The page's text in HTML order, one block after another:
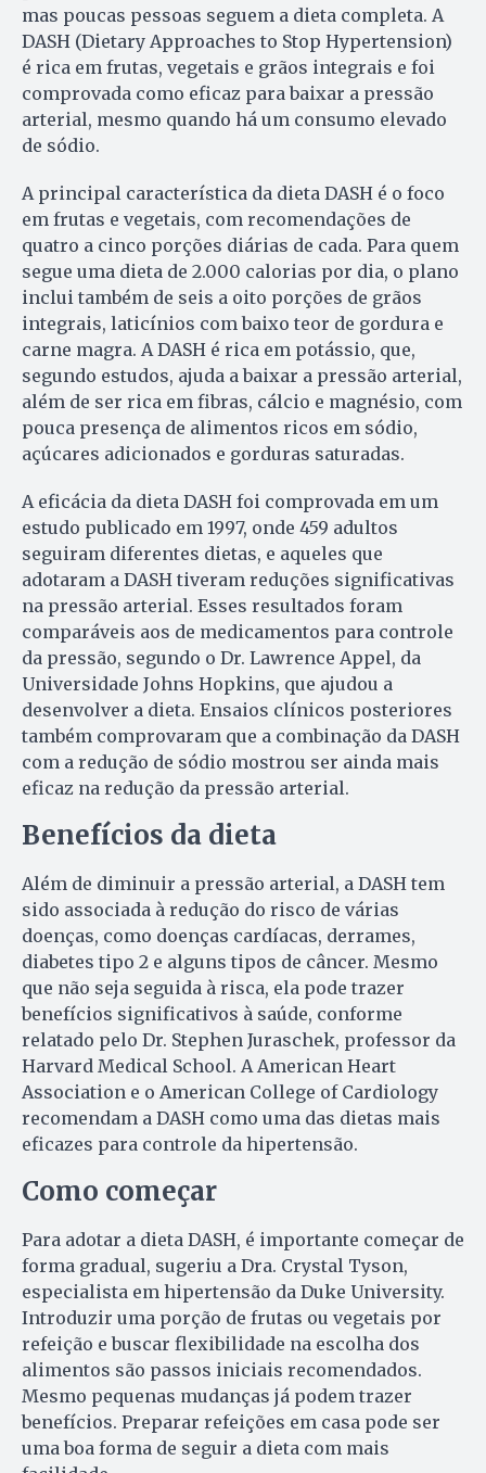
mas poucas pessoas seguem a dieta completa. A
DASH (Dietary Approaches to Stop Hypertension)
é rica em frutas, vegetais e grãos integrais e foi
comprovada como eficaz para baixar a pressão
arterial, mesmo quando há um consumo elevado
de sódio.
A principal característica da dieta DASH é o foco
em frutas e vegetais, com recomendações de
quatro a cinco porções diárias de cada. Para quem
segue uma dieta de 2.000 calorias por dia, o plano
inclui também de seis a oito porções de grãos
integrais, laticínios com baixo teor de gordura e
carne magra. A DASH é rica em potássio, que,
segundo estudos, ajuda a baixar a pressão arterial,
além de ser rica em fibras, cálcio e magnésio, com
pouca presença de alimentos ricos em sódio,
açúcares adicionados e gorduras saturadas.
A eficácia da dieta DASH foi comprovada em um
estudo publicado em 1997, onde 459 adultos
seguiram diferentes dietas, e aqueles que
adotaram a DASH tiveram reduções significativas
na pressão arterial. Esses resultados foram
comparáveis aos de medicamentos para controle
da pressão, segundo o Dr. Lawrence Appel, da
Universidade Johns Hopkins, que ajudou a
desenvolver a dieta. Ensaios clínicos posteriores
também comprovaram que a combinação da DASH
com a redução de sódio mostrou ser ainda mais
eficaz na redução da pressão arterial.
Benefícios da dieta
Além de diminuir a pressão arterial, a DASH tem
sido associada à redução do risco de várias
doenças, como doenças cardíacas, derrames,
diabetes tipo 2 e alguns tipos de câncer. Mesmo
que não seja seguida à risca, ela pode trazer
benefícios significativos à saúde, conforme
relatado pelo Dr. Stephen Juraschek, professor da
Harvard Medical School. A American Heart
Association e o American College of Cardiology
recomendam a DASH como uma das dietas mais
eficazes para controle da hipertensão.
Como começar
Para adotar a dieta DASH, é importante começar de
forma gradual, sugeriu a Dra. Crystal Tyson,
especialista em hipertensão da Duke University.
Introduzir uma porção de frutas ou vegetais por
refeição e buscar flexibilidade na escolha dos
alimentos são passos iniciais recomendados.
Mesmo pequenas mudanças já podem trazer
benefícios. Preparar refeições em casa pode ser
uma boa forma de seguir a dieta com mais